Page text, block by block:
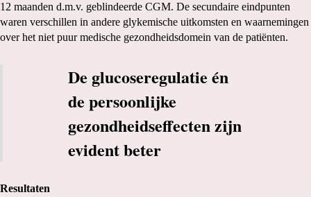
12 maanden d.m.v. geblindeerde CGM. De secundaire eindpunten
waren verschillen in andere glykemische uitkomsten en waarnemingen
over het niet puur medische gezondheidsdomein van de patiënten.
De glucoseregulatie én
de persoonlijke
gezondheidseffecten zijn
evident beter
Resultaten